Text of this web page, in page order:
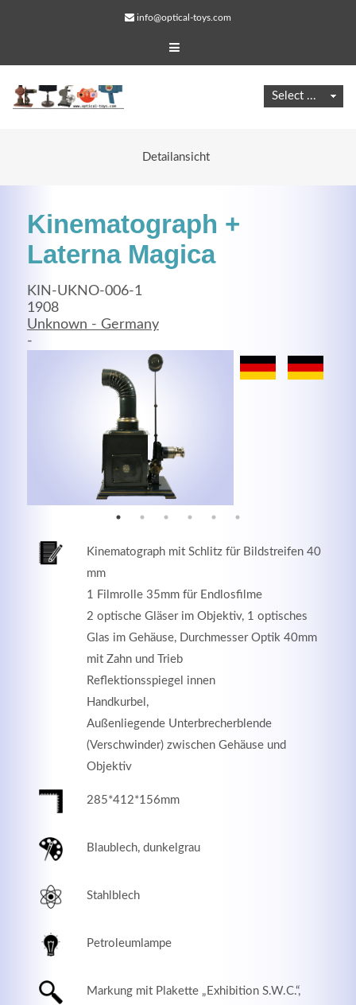
info@optical-toys.com
Detailansicht
Kinematograph +
Laterna Magica
KIN-UKNO-006-1
1908
Unknown - Germany
-
Kinematograph mit Schlitz für Bildstreifen 40
mm
1 Filmrolle 35mm für Endlosfilme
2 optische Gläser im Objektiv, 1 optisches
Glas im Gehäuse, Durchmesser Optik 40mm
mit Zahn und Trieb
Reflektionsspiegel innen
Handkurbel,
Außenliegende Unterbrecherblende
(Verschwinder) zwischen Gehäuse und
Objektiv
285*412*156mm
Blaublech, dunkelgrau
Stahlblech
Petroleumlampe
Markung mit Plakette „Exhibition S.W.C.“,
Web Projects
Lorem ipsum dolor sit amet, consectetuer adipiscing
Good Service
MEHR INFOS
Modern & Simple
elit. Aenean commodo ligula eget dolor.